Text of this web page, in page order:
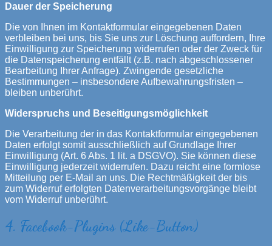
Dauer der Speicherung
Die von Ihnen im Kontaktformular eingegebenen Daten
verbleiben bei uns, bis Sie uns zur Löschung auffordern, Ihre
Einwilligung zur Speicherung widerrufen oder der Zweck für
die Datenspeicherung entfällt (z.B. nach abgeschlossener
Bearbeitung Ihrer Anfrage). Zwingende gesetzliche
Bestimmungen – insbesondere Aufbewahrungsfristen –
bleiben unberührt.
Widerspruchs und Beseitigungsmöglichkeit
Die Verarbeitung der in das Kontaktformular eingegebenen
Daten erfolgt somit ausschließlich auf Grundlage Ihrer
Einwilligung (Art. 6 Abs. 1 lit. a DSGVO). Sie können diese
Einwilligung jederzeit widerrufen. Dazu reicht eine formlose
Mitteilung per E-Mail an uns. Die Rechtmäßigkeit der bis
zum Widerruf erfolgten Datenverarbeitungsvorgänge bleibt
vom Widerruf unberührt.
4. Facebook-Plugins (Like-Button)